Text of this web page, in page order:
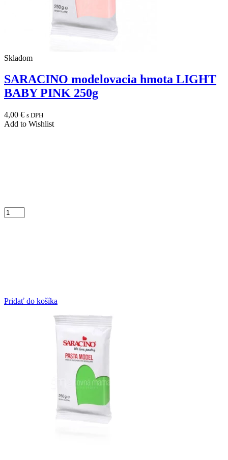
Skladom
SARACINO modelovacia hmota LIGHT
BABY PINK 250g
4,00 € s DPH
Add to Wishlist
Pridať do košíka